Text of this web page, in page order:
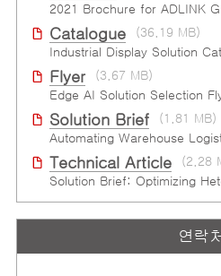
2021 Brochure for ​ADLINK
Catalogue
(36.19 MB)
Industrial Display Solution
Flyer
(3.67 MB)
Edge AI Solution Selection
Solution Brief
(1.81 MB)
Automating Warehouse
Technical Article
(2.28
연락처